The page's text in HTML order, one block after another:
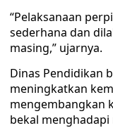
“Pelaksanaan
sederhana dan
masing,” ujarnya.
Dinas Pendidikan
meningkatkan
mengembangkan
bekal menghadapi